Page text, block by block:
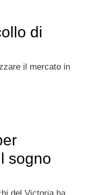
di
il mercato in
sogno
del Victoria ha